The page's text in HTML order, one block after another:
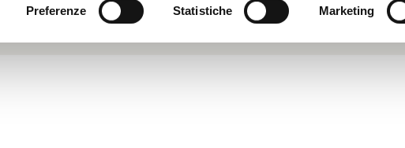
Preferenze Statistiche Marketing